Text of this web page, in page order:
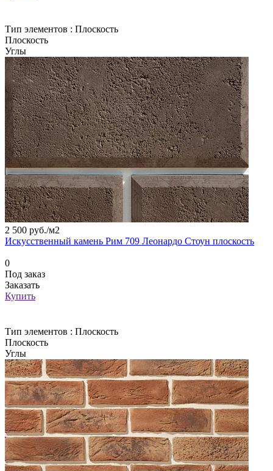
Тип элементов : Плоскость
Плоскость
Углы
2 500 руб./м2
Искусственный камень Рим 709 Леонардо Стоун плоскость
0
Под заказ
Заказать
Купить
Тип элементов : Плоскость
Плоскость
Углы